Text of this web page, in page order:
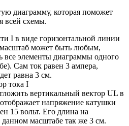
диаграмму, которая поможет
всей схемы.
I в виде горизонтальной линии
может быть любым,
все элементы диаграммы одного
Сам ток равен 3 ампера,
равна 3 см.
вертикальный вектор UL в
напряжение катушки
15 вольт. Его длина на
данном масштабе так же 3 см.